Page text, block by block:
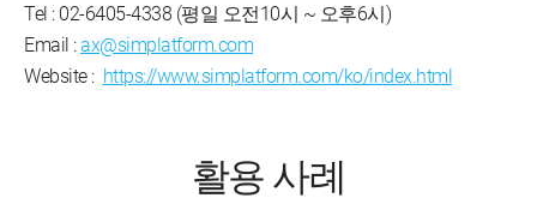
Tel : 02-6405-4338 (평일 오전10시 ~ 오후6시)
Email :ax@simplatform.com
Website : https://www.simplatform.com/ko/index.html
활용 사례